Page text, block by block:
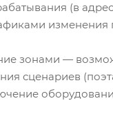
(в
изменения
зонами —
сценариев